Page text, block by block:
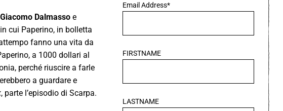
Dalmasso e
cui Paperino, in bolletta
fanno una vita da
a 1000 dollari al
perché riuscire a farle
a guardare e
, parte l’episodio di Scarpa.
Email Address*
FIRSTNAME
LASTNAME